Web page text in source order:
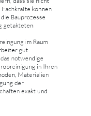
können
Bauprozesse
getakteten
im Raum
gut
notwendige
in Ihren
Materialien
der
exakt und